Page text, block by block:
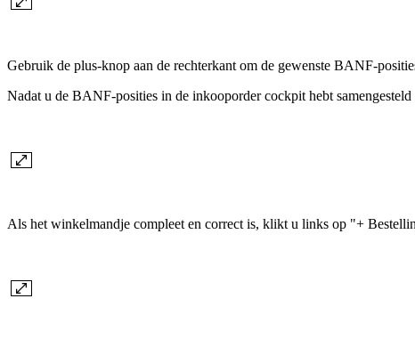
Gebruik de plus-knop aan de rechterkant om de gewenste BANF-
Nadat u de BANF-posities in de inkooporder cockpit hebt
Als het winkelmandje compleet en correct is, klikt u links op "+